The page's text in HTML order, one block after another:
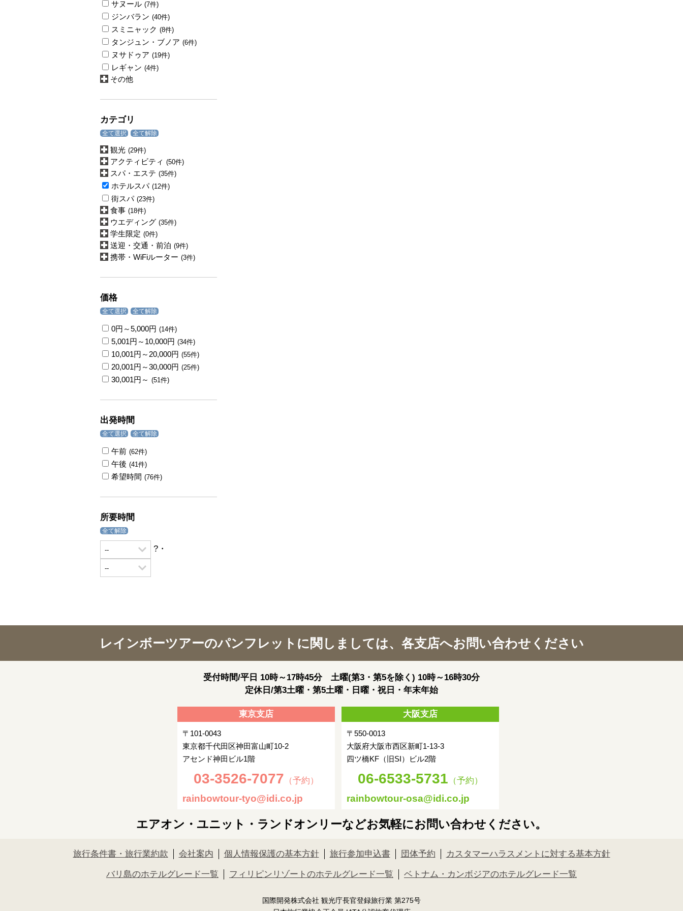
サヌール (7件)
ジンバラン (40件)
スミニャック (8件)
タンジュン・ブノア (6件)
ヌサドゥア (19件)
レギャン (4件)
その他
カテゴリ
全て選択 全て解除
観光 (29件)
アクティビティ (50件)
スパ・エステ (35件)
ホテルスパ (12件)
街スパ (23件)
食事 (18件)
ウエディング (35件)
学生限定 (0件)
送迎・交通・前泊 (9件)
携帯・WiFiルーター (3件)
価格
全て選択 全て解除
0円～5,000円 (14件)
5,001円～10,000円 (34件)
10,001円～20,000円 (55件)
20,001円～30,000円 (25件)
30,001円～ (51件)
出発時間
全て選択 全て解除
午前 (62件)
午後 (41件)
希望時間 (76件)
所要時間
全て解除
?・
レインボーツアーのパンフレットに関しましては、各支店へお問い合わせください
受付時間/平日 10時～17時45分 土曜(第3・第5を除く) 10時～16時30分
定休日/第3土曜・第5土曜・日曜・祝日・年末年始
東京支店
〒101-0043
東京都千代田区神田富山町10-2
アセンド神田ビル1階
03-3526-7077 （予約）
rainbowtour-tyo@idi.co.jp
大阪支店
〒550-0013
大阪府大阪市西区新町1-13-3
四ツ橋KF（旧SI）ビル2階
06-6533-5731 （予約）
rainbowtour-osa@idi.co.jp
エアオン・ユニット・ランドオンリーなどお気軽にお問い合わせください。
旅行条件書・旅行業約款 会社案内 個人情報保護の基本方針 旅行参加申込書 団体予約 カスタマーハラスメントに対する基本方針
バリ島のホテルグレード一覧 フィリピンリゾートのホテルグレード一覧 ベトナム・カンボジアのホテルグレード一覧
国際開発株式会社 観光庁長官登録旅行業 第275号